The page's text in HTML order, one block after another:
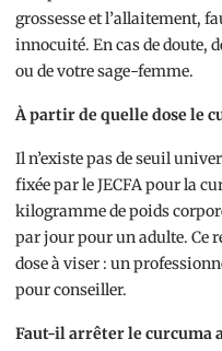
grossesse et l’allaitement,
innocuité. En cas de doute,
ou de votre sage-femme.
À partir de quelle dose le
Il n’existe pas de seuil
fixée par le JECFA pour la
kilogramme de poids
par jour pour un adulte. Ce
dose à viser : un
pour conseiller.
Faut-il arrêter le curcuma